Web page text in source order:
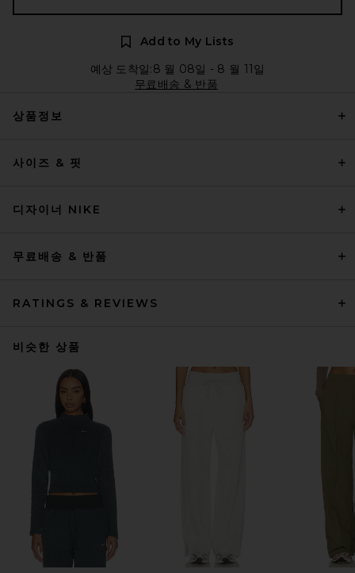
Add to My Lists
예상 도착일:8 월 08일 - 8 월 11일
무료배송 & 반품
상품정보
사이즈 & 핏
디자이너 NIKE
무료배송 & 반품
RATINGS & REVIEWS
비슷한 상품